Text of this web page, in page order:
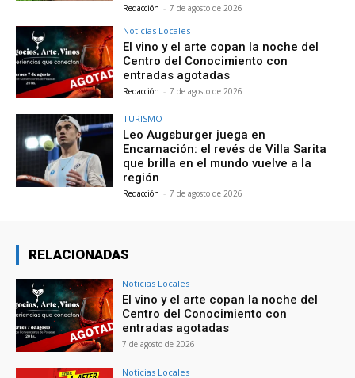
Redacción - 7 de agosto de 2026
Noticias Locales
El vino y el arte copan la noche del
Centro del Conocimiento con
entradas agotadas
Redacción - 7 de agosto de 2026
TURISMO
Leo Augsburger juega en
Encarnación: el revés de Villa Sarita
que brilla en el mundo vuelve a la
región
Redacción - 7 de agosto de 2026
RELACIONADAS
Noticias Locales
El vino y el arte copan la noche del
Centro del Conocimiento con
entradas agotadas
7 de agosto de 2026
Noticias Locales